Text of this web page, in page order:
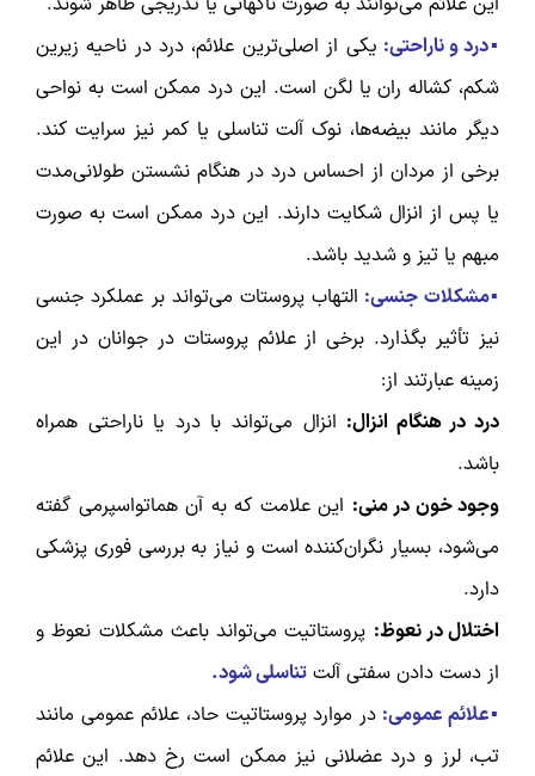
▪️درد و ناراحتی: یکی از اصلی‌ترین علائم، درد در ناحیه زیرین
شکم، کشاله ران یا لگن است. این درد ممکن است به نواحی
دیگر مانند بیضه‌ها، نوک آلت تناسلی یا کمر نیز سرایت کند.
برخی از مردان از احساس درد در هنگام نشستن طولانی‌مدت
یا پس از انزال شکایت دارند. این درد ممکن است به صورت
مبهم یا تیز و شدید باشد.
▪️مشکلات جنسی: التهاب پروستات می‌تواند بر عملکرد جنسی
نیز تأثیر بگذارد. برخی از علائم پروستات در جوانان در این
زمینه عبارتند از:
درد در هنگام انزال: انزال می‌تواند با درد یا ناراحتی همراه
باشد.
وجود خون در منی: این علامت که به آن هماتواسپرمی گفته
می‌شود، بسیار نگران‌کننده است و نیاز به بررسی فوری پزشکی
دارد.
اختلال در نعوظ: پروستاتیت می‌تواند باعث مشکلات نعوظ و
از دست دادن سفتی آلت تناسلی شود.
▪️علائم عمومی: در موارد پروستاتیت حاد، علائم عمومی مانند
تب، لرز و درد عضلانی نیز ممکن است رخ دهد. این علائم